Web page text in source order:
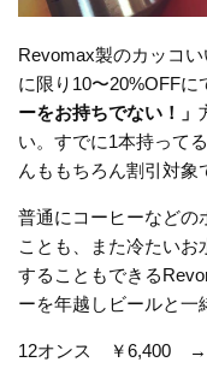
Revomax製のカッコ
に限り10〜20%OFFに
ーをお持ちでない！」
い。すでに1本持って
んももちろん割引対象
普通にコーヒーなどの
ことも、また冷たいお
することもできる
ーを年越しビールと一
12オンス ￥6,400